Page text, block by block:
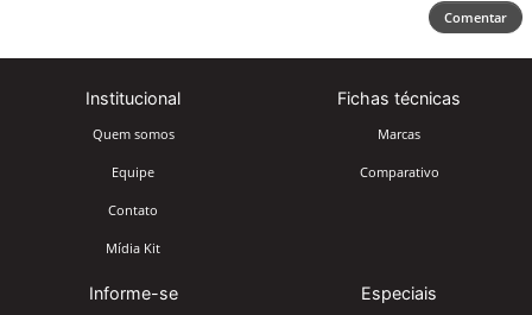
Comentar
Institucional
Quem somos
Equipe
Contato
Mídia Kit
Fichas técnicas
Marcas
Comparativo
Informe-se Especiais